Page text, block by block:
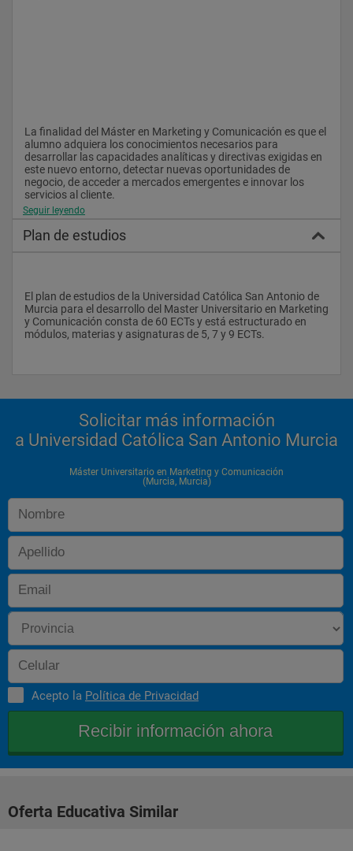
La finalidad del Máster en Marketing y Comunicación es que el
alumno adquiera los conocimientos necesarios para
desarrollar las capacidades analíticas y directivas exigidas en
este nuevo entorno, detectar nuevas oportunidades de
negocio, de acceder a mercados emergentes e innovar los
servicios al cliente.
Seguir leyendo
Plan de estudios
El plan de estudios de la Universidad Católica San Antonio de
Murcia para el desarrollo del Master Universitario en Marketing
y Comunicación consta de 60 ECTs y está estructurado en
módulos, materias y asignaturas de 5, 7 y 9 ECTs.
Solicitar más información
a Universidad Católica San Antonio Murcia
Máster Universitario en Marketing y Comunicación
(Murcia, Murcia)
Acepto la Política de Privacidad
Oferta Educativa Similar